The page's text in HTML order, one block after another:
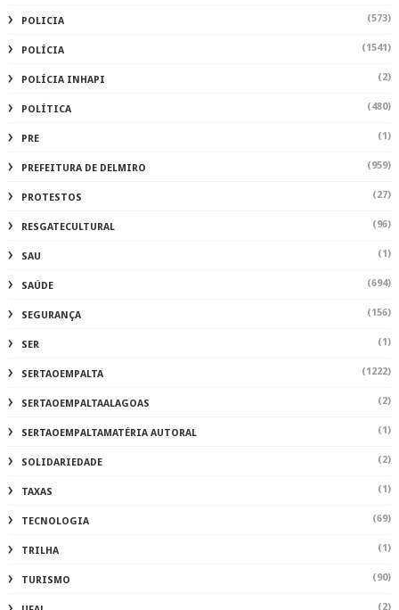
POLICIA (573)
POLÍCIA (1541)
POLÍCIA INHAPI (2)
POLÍTICA (480)
PRE (1)
PREFEITURA DE DELMIRO (959)
PROTESTOS (27)
RESGATECULTURAL (96)
SAU (1)
SAÚDE (694)
SEGURANÇA (156)
SER (1)
SERTAOEMPALTA (1222)
SERTAOEMPALTAALAGOAS (2)
SERTAOEMPALTAMATÉRIA AUTORAL (1)
SOLIDARIEDADE (2)
TAXAS (1)
TECNOLOGIA (69)
TRILHA (1)
TURISMO (90)
(2)